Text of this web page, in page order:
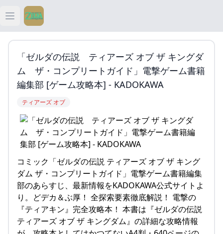
Open main menu
ティアキン
ティアキン 祠
ティアキン 武器
ティアキン 攻略
「ゼルダの伝説 ティアーズ オブ ザ キングダ
ム ザ・コンプリートガイド」電撃ゲーム書籍
編集部 [ゲーム攻略本] - KADOKAWA
ティアーズ オブ
コミック「ゼルダの伝説 ティアーズ オブ ザ キング
ダム ザ・コンプリートガイド」電撃ゲーム書籍編集
部のあらすじ、最新情報をKADOKAWA公式サイトよ
り。どデカ＆ぶ厚！ 全探索要素徹底解説！ 電撃の
『ティアキン』完全攻略本！ 本書は『ゼルダの伝説
ティアーズ オブ ザ キングダム』の詳細な攻略情報